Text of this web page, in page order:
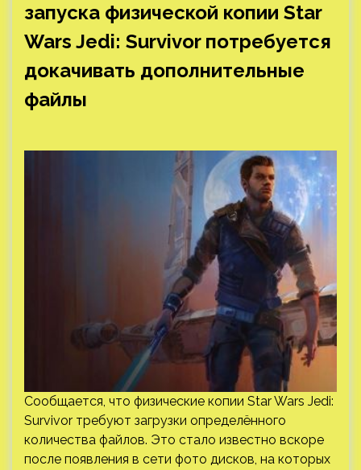
запуска физической копии Star
Wars Jedi: Survivor потребуется
докачивать дополнительные
файлы
Сообщается, что физические копии Star Wars Jedi:
Survivor требуют загрузки определённого
количества файлов. Это стало известно вскоре
после появления в сети фото дисков, на которых